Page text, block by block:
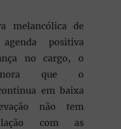
melancólica de
positiva
no cargo, o
que o
em baixa
não tem
com as